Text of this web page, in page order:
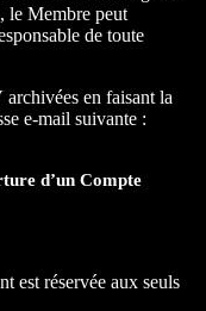
le Membre peut
de toute
en faisant la
e-mail suivante :
d’un Compte
est réservée aux seuls